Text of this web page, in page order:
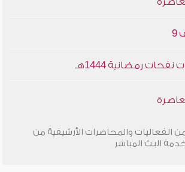
رمضانية 1444هـ
الفعاليات والمحاضرات الأرشيفية من
البث المباشر